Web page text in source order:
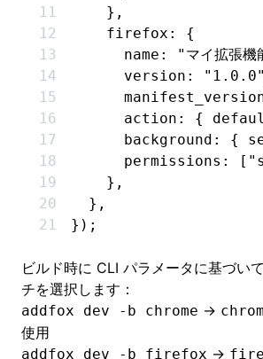
    }
,
    firefox
:
{
      name
: "マイ拡張機
      version
: "1.0.0"
      action
: {
      background
: {
      permissions
: [
    }
,
  }
,
});
ビルド時に CLI パラメータに基づい
チを選択します：
addfox dev -b chrome →
使用
addfox dev -b firefox →